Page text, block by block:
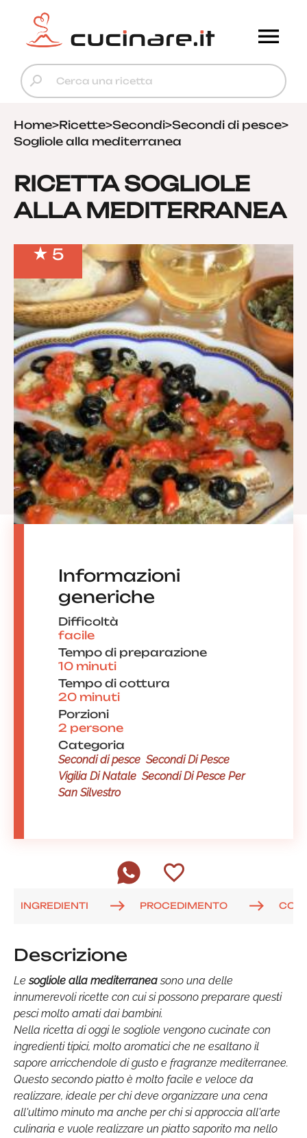
Home>Ricette>Secondi>Secondi di pesce>
Sogliole alla mediterranea
RICETTA SOGLIOLE
ALLA MEDITERRANEA
5
Informazioni
generiche
Difficoltà
facile
Tempo di preparazione
10 minuti
Tempo di cottura
20 minuti
Porzioni
2 persone
Categoria
Secondi di pesce Secondi Di Pesce
Vigilia Di Natale Secondi Di Pesce Per
San Silvestro
INGREDIENTI PROCEDIMENTO
Descrizione
Lesogliole alla mediterraneasono una delle
innumerevoli ricette con cui si possono preparare questi
pesci molto amati dai bambini.
Nella ricetta di oggi le sogliole vengono cucinate con
ingredienti tipici, molto aromatici che ne esaltano il
sapore arricchendole di gusto e fragranze mediterranee.
Questo secondo piatto è molto facile e veloce da
realizzare, ideale per chi deve organizzare una cena
all'ultimo minuto ma anche per chi si approccia all'arte
culinaria e vuole realizzare un piatto saporito ma nello